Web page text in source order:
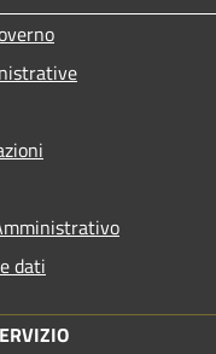
dati